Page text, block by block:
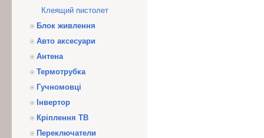
Клеящий пистолет
Блок живлення
Авто аксесуари
Антена
Термотрубка
Гучномовці
Інвертор
Кріплення ТВ
Переключатели